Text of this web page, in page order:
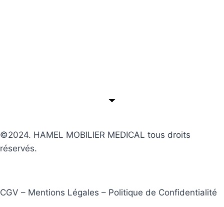
©2024. HAMEL MOBILIER MEDICAL tous droits
réservés.
CGV – Mentions Légales – Politique de Confidentialité